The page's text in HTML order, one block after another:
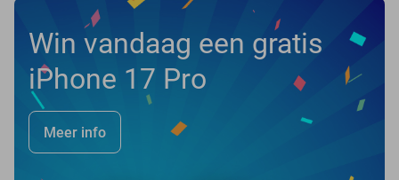
Win vandaag een gratis
iPhone 17 Pro
Meer info